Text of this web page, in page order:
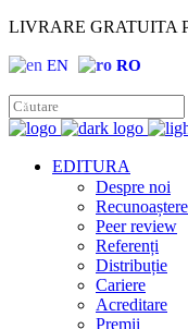
LIVRARE GRATUITA
EN RO
EDITURA
Despre noi
Peer review
Referenți
Distribuție
Cariere
Acreditare
Premii